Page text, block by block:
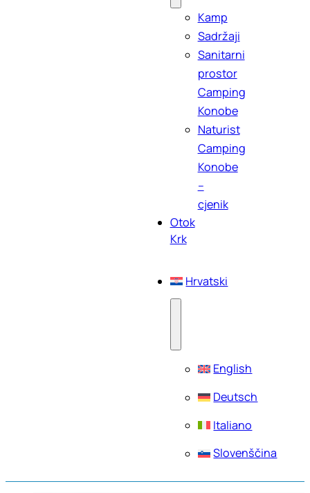
Kamp
Sadržaji
Sanitarni
prostor
Camping
Konobe
Naturist
Camping
Konobe
–
cjenik
Otok
Krk
Hrvatski
English
Deutsch
Italiano
Slovenščina